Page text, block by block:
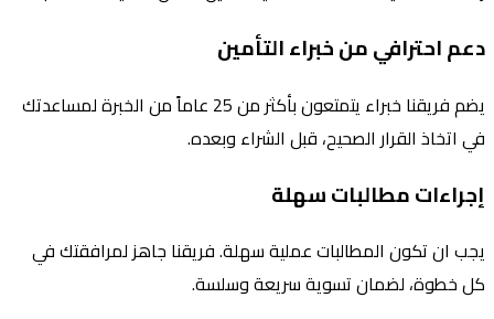
دعم احترافي من خبراء التأمين
يضم فريقنا خبراء يتمتعون بأكثر من 25 عاماً من الخبرة لمساعدتك
في اتخاذ القرار الصحيح، قبل الشراء وبعده.
إجراءات مطالبات سهلة
يجب ان تكون المطالبات عملية سهلة. فريقنا جاهز لمرافقتك في
كل خطوة، لضمان تسوية سريعة وسلسة.